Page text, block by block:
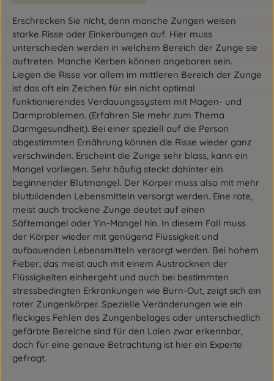
Erschrecken Sie nicht, denn manche Zungen weisen
starke Risse oder Einkerbungen auf. Hier muss
unterschieden werden in welchem Bereich der Zunge sie
auftreten. Manche Kerben können angeboren sein.
Liegen die Risse vor allem im mittleren Bereich der Zunge
ist das oft ein Zeichen für ein nicht optimal
funktionierendes Verdauungssystem mit Magen- und
Darmproblemen. (Erfahren Sie mehr zum Thema
Darmgesundheit). Bei einer speziell auf die Person
abgestimmten Ernährung können die Risse wieder ganz
verschwinden. Erscheint die Zunge sehr blass, kann ein
Mangel vorliegen. Sehr häufig steckt dahinter ein
beginnender Blutmangel. Der Körper muss also mit mehr
blutbildenden Lebensmitteln versorgt werden. Eine rote,
meist auch trockene Zunge deutet auf einen
Säftemangel oder Yin-Mangel hin. In diesem Fall muss
der Körper wieder mit genügend Flüssigkeit und
aufbauenden Lebensmitteln versorgt werden. Bei hohem
Fieber, das meist auch mit einem Austrocknen der
Flüssigkeiten einhergeht und auch bei bestimmten
stressbedingten Erkrankungen wie Burn-Out, zeigt sich ein
roter Zungenkörper. Spezielle Veränderungen wie ein
fleckiges Fehlen des Zungenbelages oder unterschiedlich
gefärbte Bereiche sind für den Laien zwar erkennbar,
doch für eine genaue Betrachtung ist hier ein Experte
gefragt.